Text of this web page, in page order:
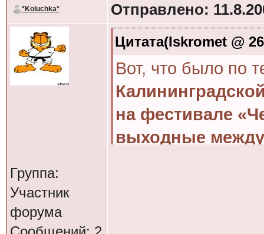
*Koluchka* Отправлено:
Группа:
Участник
форума
Цитата(Iskromet @
Вот, что было по
на фестивале
выходные